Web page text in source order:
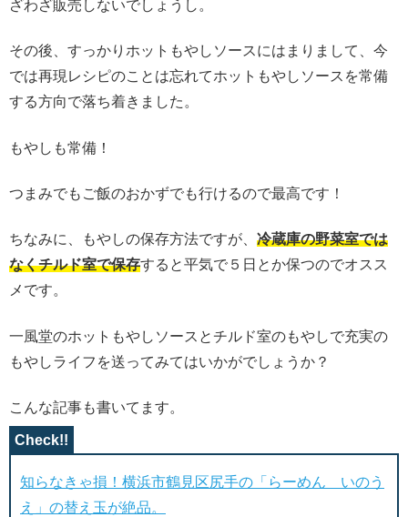
ざわざ販売しないでしょうし。
その後、すっかりホットもやしソースにはまりまして、今
では再現レシピのことは忘れてホットもやしソースを常備
する方向で落ち着きました。
もやしも常備！
つまみでもご飯のおかずでも行けるので最高です！
ちなみに、もやしの保存方法ですが、 冷蔵庫の野菜室では
なくチルド室で保存すると平気で５日とか保つのでオスス
メです。
一風堂のホットもやしソースとチルド室のもやしで充実の
もやしライフを送ってみてはいかがでしょうか？
こんな記事も書いてます。
知らなきゃ損！横浜市鶴見区尻手の「らーめん いのう
え」の替え玉が絶品。